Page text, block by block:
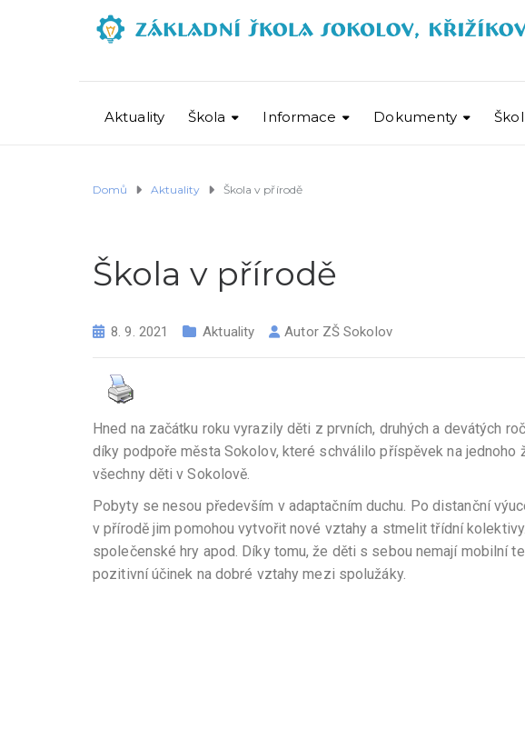
Aktuality Škola Informace Dokumenty
Domů Aktuality Škola v přírodě
Škola v přírodě
8. 9. 2021 Aktuality Autor ZŠ Sokolov
Hned na začátku roku vyrazily děti z prvních, druhých a devátých
díky podpoře města Sokolov, které schválilo příspěvek na
všechny děti v Sokolově.
Pobyty se nesou především v adaptačním duchu. Po distanční
v přírodě jim pomohou vytvořit nové vztahy a stmelit třídní
společenské hry apod. Díky tomu, že děti s sebou nemají mobilní
pozitivní účinek na dobré vztahy mezi spolužáky.